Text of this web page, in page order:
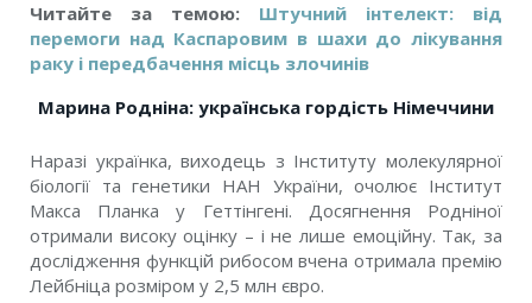
Читайте за темою: Штучний інтелект: від
перемоги над Каспаровим в шахи до лікування
раку і передбачення місць злочинів
Марина Родніна: українська гордість Німеччини
Наразі українка, виходець з Інституту молекулярної
біології та генетики НАН України, очолює Інститут
Макса Планка у Геттінгені. Досягнення Родніної
отримали високу оцінку – і не лише емоційну. Так, за
дослідження функцій рибосом вчена отримала премію
Лейбніца розміром у 2,5 млн євро.